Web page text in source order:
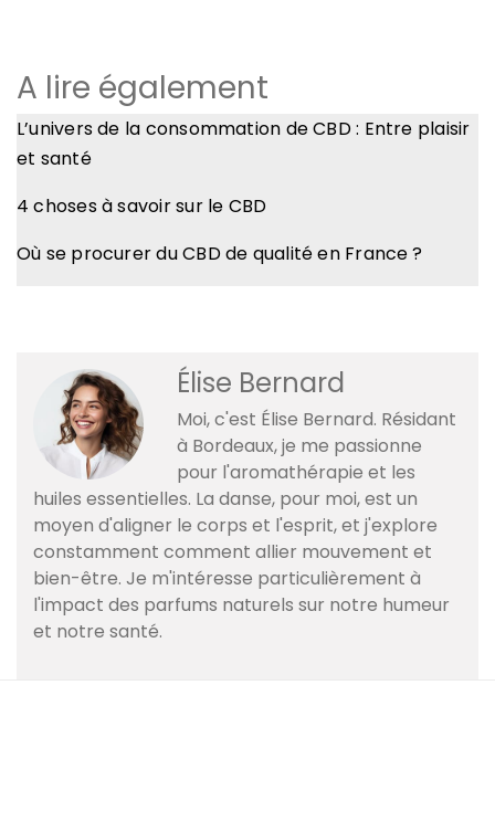
A lire également
L’univers de la consommation de CBD : Entre plaisir
et santé
4 choses à savoir sur le CBD
Où se procurer du CBD de qualité en France ?
Élise Bernard
Moi, c'est Élise Bernard. Résidant
à Bordeaux, je me passionne
pour l'aromathérapie et les
huiles essentielles. La danse, pour moi, est un
moyen d'aligner le corps et l'esprit, et j'explore
constamment comment allier mouvement et
bien-être. Je m'intéresse particulièrement à
l'impact des parfums naturels sur notre humeur
et notre santé.